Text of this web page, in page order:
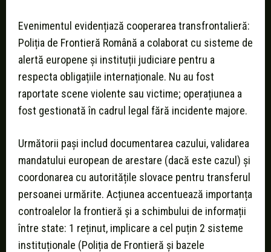
Evenimentul evidențiază cooperarea transfrontalieră:
Poliția de Frontieră Română a colaborat cu sisteme de
alertă europene și instituții judiciare pentru a
respecta obligațiile internaționale. Nu au fost
raportate scene violente sau victime; operațiunea a
fost gestionată în cadrul legal fără incidente majore.
Următorii pași includ documentarea cazului, validarea
mandatului european de arestare (dacă este cazul) și
coordonarea cu autoritățile slovace pentru transferul
persoanei urmărite. Acțiunea accentuează importanța
controalelor la frontieră și a schimbului de informații
între state: 1 reținut, implicare a cel puțin 2 sisteme
instituționale (Poliția de Frontieră și bazele